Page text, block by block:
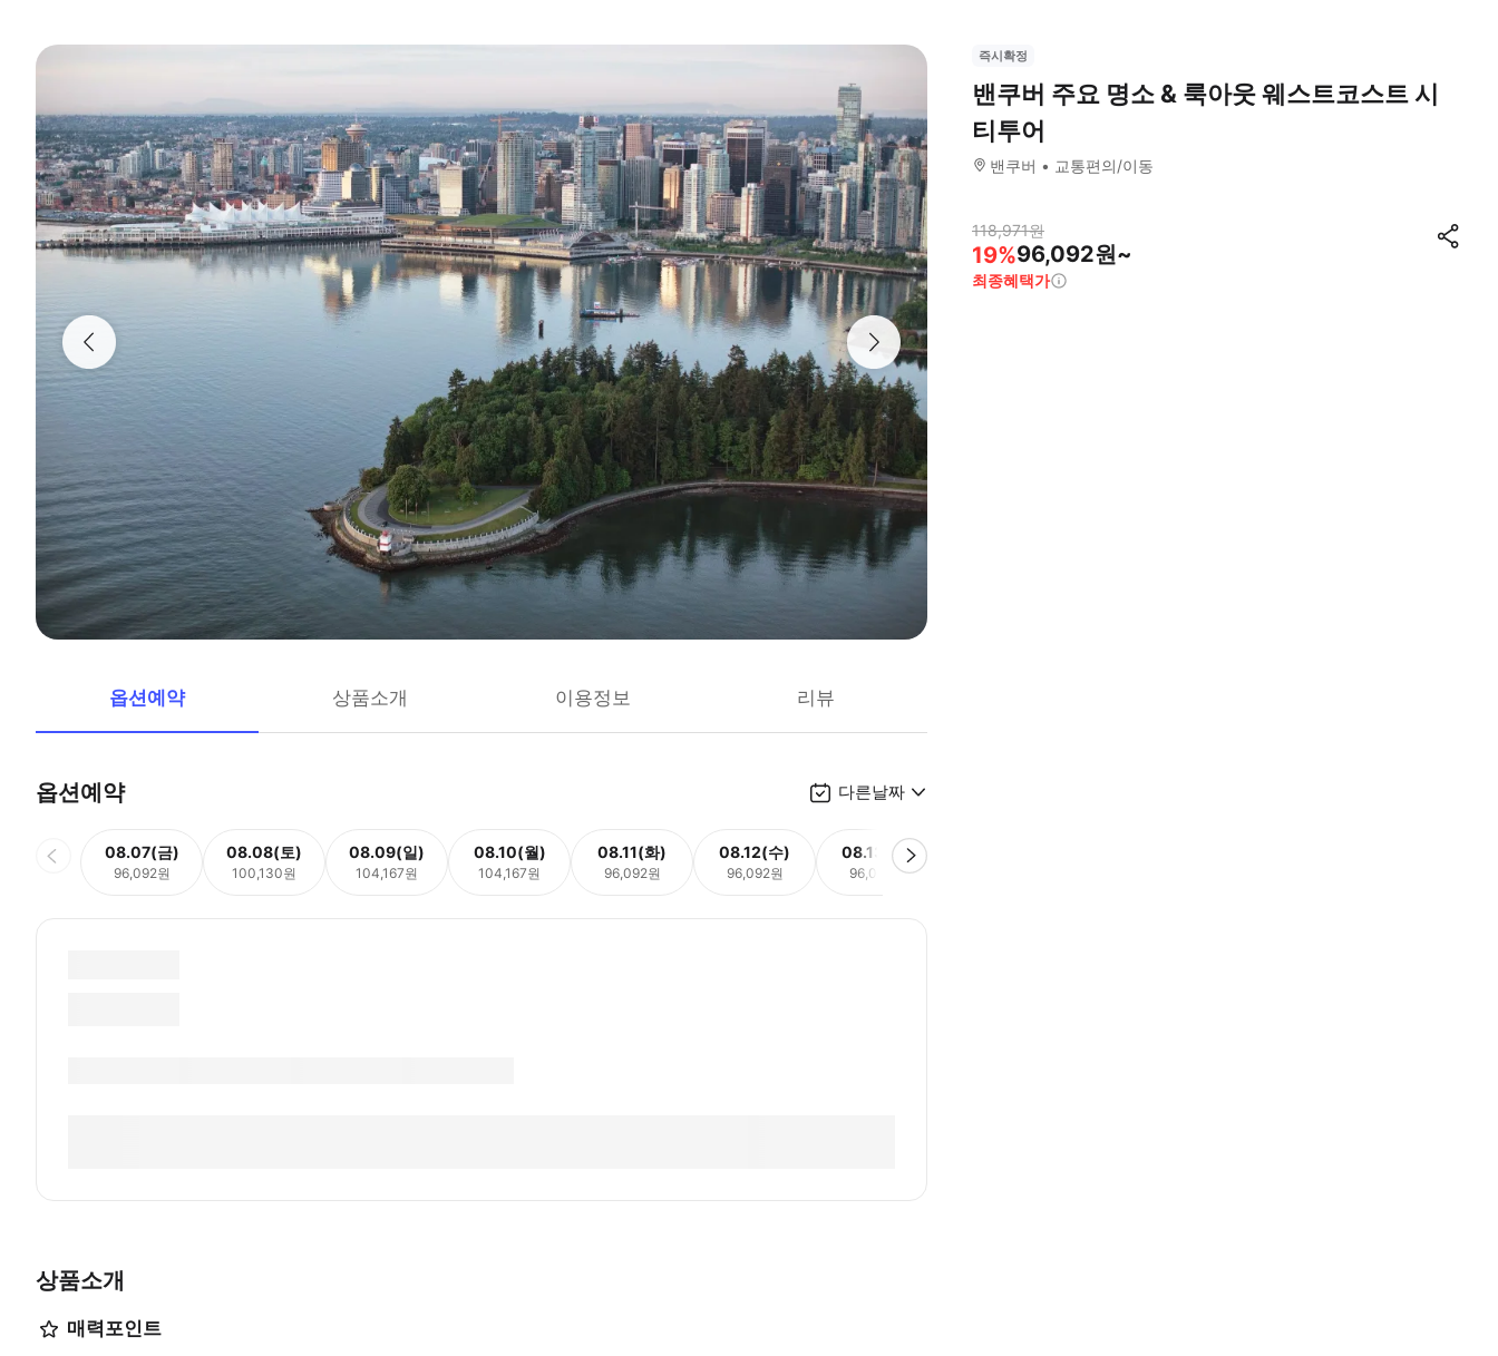
옵션예약 상품소개 이용정보 리뷰
옵션예약 다른날짜
08.07(금)
96,092원
08.08(토)
100,130원
08.09(일)
104,167원
08.10(월)
104,167원
08.11(화)
96,092원
08.12(수)
96,092원
08.13(목)
96,092원
상품소개
매력포인트
즉시확정
밴쿠버 주요 명소 & 룩아웃 웨스트코스트 시
티투어
밴쿠버 교통편의/이동
118,971원
19%96,092원~
최종혜택가